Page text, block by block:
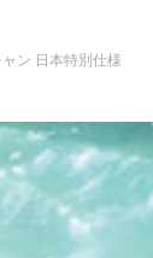
ン 日本特別仕様